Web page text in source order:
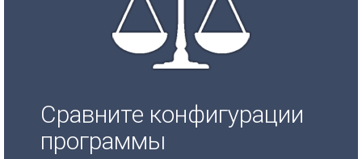
Сравните конфигурации
программы